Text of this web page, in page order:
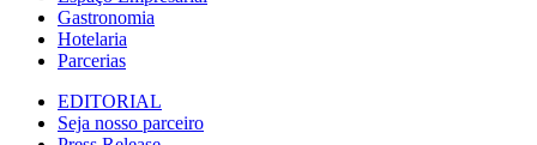
Gastronomia
Hotelaria
Parcerias
EDITORIAL
Seja nosso parceiro